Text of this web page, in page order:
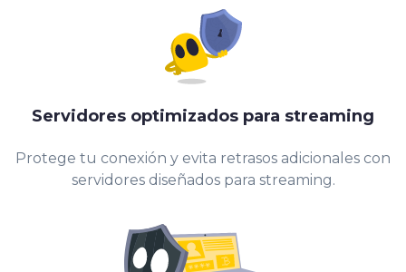
Servidores optimizados para streaming
Protege tu conexión y evita retrasos adicionales con
servidores diseñados para streaming.